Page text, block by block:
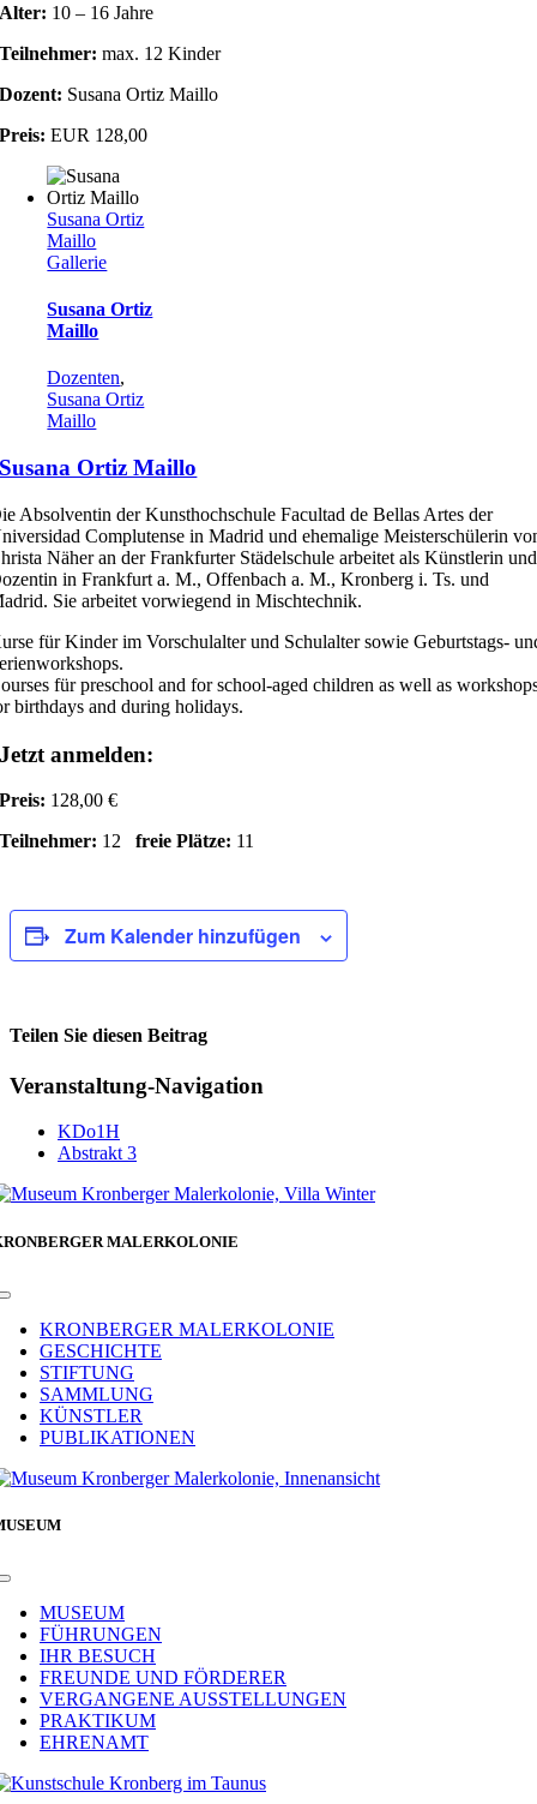
Alter: 10 – 16 Jahre
Teilnehmer: max. 12 Kinder
Dozent: Susana Ortiz Maillo
Preis: EUR 128,00
Susana Ortiz
Maillo
Gallerie
Susana Ortiz
Maillo
Dozenten,
Susana Ortiz
Maillo
Susana Ortiz Maillo
Absolventin der Kunsthochschule Facultad de Bellas Artes der
Complutense in Madrid und ehemalige Meisterschülerin
Näher an der Frankfurter Städelschule arbeitet als Künstlerin und
in Frankfurt a. M., Offenbach a. M., Kronberg i. Ts. und
Sie arbeitet vorwiegend in Mischtechnik.
für Kinder im Vorschulalter und Schulalter sowie Geburtstags-
für preschool and for school-aged children as well as
birthdays and during holidays.
Jetzt anmelden:
Preis: 128,00 €
Teilnehmer: 12freie Plätze: 11
Zum Kalender hinzufügen
Teilen Sie diesen Beitrag
Facebook
Veranstaltung-Navigation
KDo1H
Abstrakt 3
MALERKOLONIE
Toggle
NavigationKRONBERGER MALERKOLONIE
GESCHICHTE
STIFTUNG
SAMMLUNG
KÜNSTLER
PUBLIKATIONEN
Toggle
NavigationMUSEUM
FÜHRUNGEN
IHR BESUCH
FREUNDE UND FÖRDERER
VERGANGENE AUSSTELLUNGEN
PRAKTIKUM
EHRENAMT